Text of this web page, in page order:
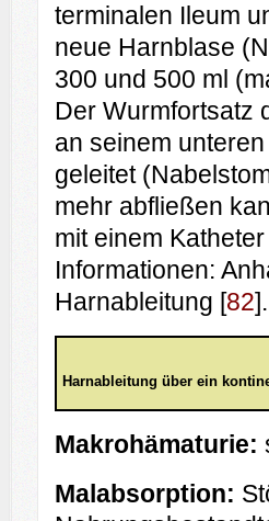
terminalen Ileum
neue Harnblase
300 und 500 ml
Der Wurmfortsatz
an seinem
geleitet
mehr abfließen
mit einem
Informationen:
Harnableitung [82].
Harnableitung über ein
Makrohämaturie:
Malabsorption: